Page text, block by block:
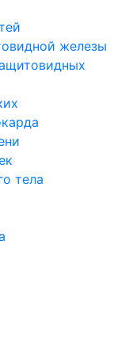
железы
тела